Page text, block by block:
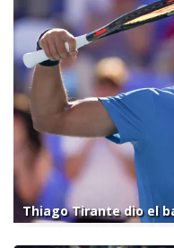
Thiago Tirante dio el